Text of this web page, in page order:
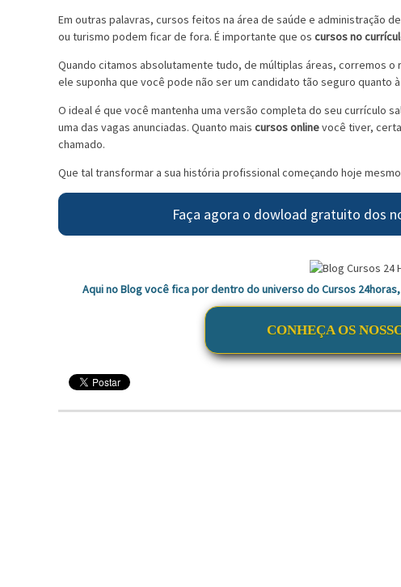
Em outras palavras, cursos feitos na área de saúde e administração
ou turismo podem ficar de fora. É importante que os cursos no
Quando citamos absolutamente tudo, de múltiplas áreas, corremos
ele suponha que você pode não ser um candidato tão seguro quanto
O ideal é que você mantenha uma versão completa do seu currículo
uma das vagas anunciadas. Quanto mais cursos onlinevocê tiver,
chamado.
Que tal transformar a sua história profissional começando hoje
Faça agora o dowload gratuito dos
Aqui no Blog você fica por dentro do universo do Cursos
CONHEÇA OS